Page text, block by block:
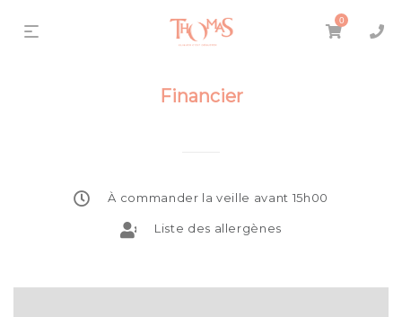
0
Financier
À commander la veille avant 15h00
Liste des allergènes